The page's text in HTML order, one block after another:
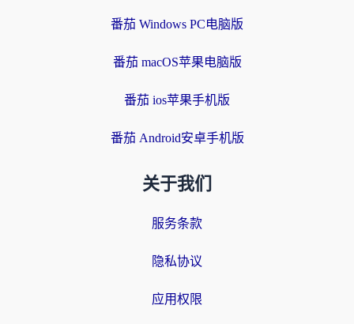
番茄 Windows PC电脑版
番茄 macOS苹果电脑版
番茄 ios苹果手机版
番茄 Android安卓手机版
关于我们
服务条款
隐私协议
应用权限